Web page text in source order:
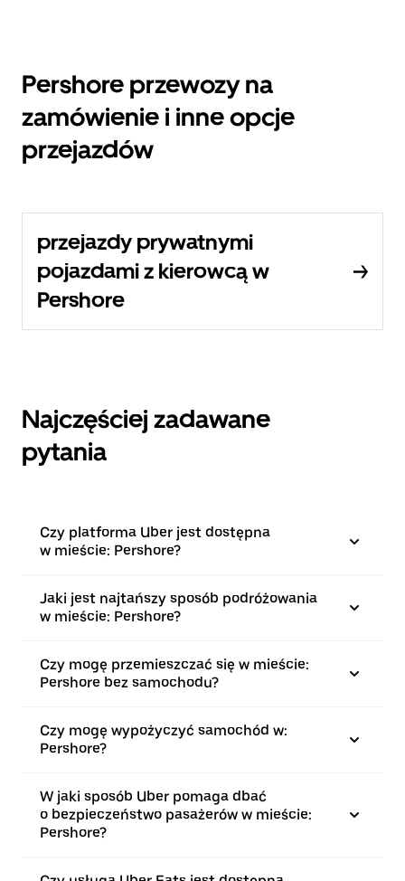
Pershore przewozy na
zamówienie i inne opcje
przejazdów
przejazdy prywatnymi
pojazdami z kierowcą w
Pershore
Najczęściej zadawane
pytania
Czy platforma Uber jest dostępna
w mieście: Pershore?
Jaki jest najtańszy sposób podróżowania
w mieście: Pershore?
Czy mogę przemieszczać się w mieście:
Pershore bez samochodu?
Czy mogę wypożyczyć samochód w:
Pershore?
W jaki sposób Uber pomaga dbać
o bezpieczeństwo pasażerów w mieście:
Pershore?